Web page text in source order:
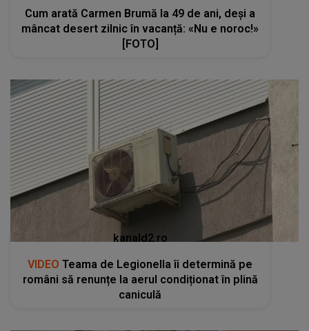
Cum arată Carmen Brumă la 49 de ani, deși a
mâncat desert zilnic în vacanță: «Nu e noroc!»
[FOTO]
kanald2.ro
VIDEO Teama de Legionella îi determină pe
români să renunțe la aerul condiționat în plină
caniculă